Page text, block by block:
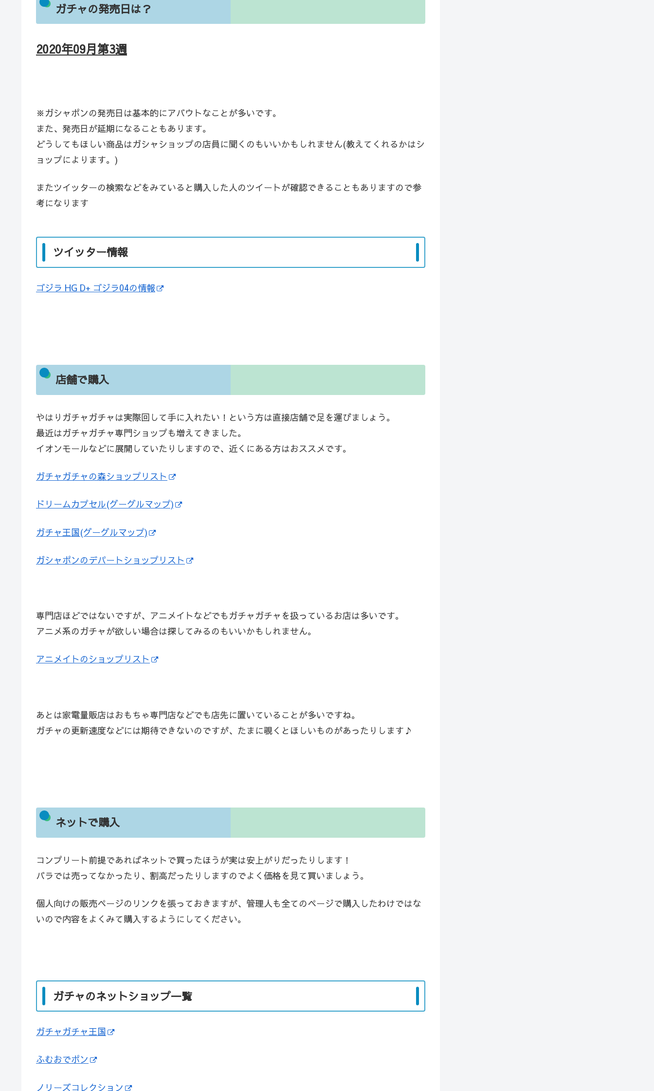
ガチャの発売日は？
2020年09月第3週
※ガシャポンの発売日は基本的にアバウトなことが多いです。
また、発売日が延期になることもあります。
どうしてもほしい商品はガシャショップの店員に聞くのもいいかもしれません(教えてくれるかはシ
ョップによります。)
またツイッターの検索などをみていると購入した人のツイートが確認できることもありますので参
考になります
ツイッター情報
ゴジラ HG D+ ゴジラ04の情報
店舗で購入
やはりガチャガチャは実際回して手に入れたい！という方は直接店舗で足を運びましょう。
最近はガチャガチャ専門ショップも増えてきました。
イオンモールなどに展開していたりしますので、近くにある方はおススメです。
ガチャガチャの森ショップリスト
ドリームカプセル(グーグルマップ)
ガチャ王国(グーグルマップ)
ガシャポンのデパートショップリスト
専門店ほどではないですが、アニメイトなどでもガチャガチャを扱っているお店は多いです。
アニメ系のガチャが欲しい場合は探してみるのもいいかもしれません。
アニメイトのショップリスト
あとは家電量販店はおもちゃ専門店などでも店先に置いていることが多いですね。
ガチャの更新速度などには期待できないのですが、たまに覗くとほしいものがあったりします♪
ネットで購入
コンプリート前提であればネットで買ったほうが実は安上がりだったりします！
バラでは売ってなかったり、割高だったりしますのでよく価格を見て買いましょう。
個人向けの販売ページのリンクを張っておきますが、管理人も全てのページで購入したわけではな
いので内容をよくみて購入するようにしてください。
ガチャのネットショップ一覧
ガチャガチャ王国
ふむおでポン
ノリーズコレクション